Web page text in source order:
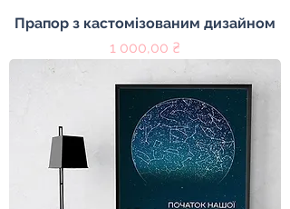
Прапор з кастомізованим дизайном
Ціна
1 000,00 ₴